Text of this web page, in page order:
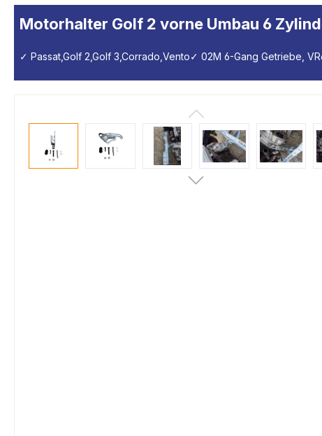
Motorhalter Golf 2 vorne Umbau 6
✓ Passat,Golf 2,Golf 3,Corrado,Vento✓ 02M 6-Gang Getriebe,